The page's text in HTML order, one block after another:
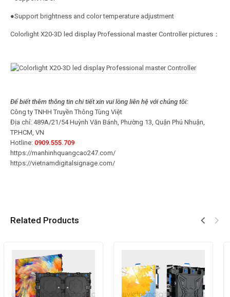
●Support brightness and color temperature adjustment
Colorlight X20-3D led display Professional master Controller pictures：
Để biết thêm thông tin chi tiết xin vui lòng liên hệ với chúng tôi:
Công ty TNHH Truyền Thông Tùng Việt
Địa chỉ: 489A/21/54 Huỳnh Văn Bánh, Phường 13, Quận Phú Nhuận,
TP.HCM, VN
Hotline: 0909.555.709
https://manhinhquangcao247.com/
https://vietnamdigitalsignage.com/
Related Products